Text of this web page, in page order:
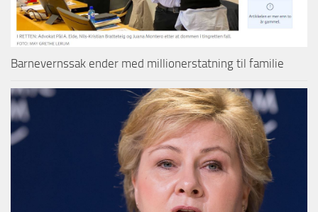
Barnevernssak ender med millionerstatning til familie